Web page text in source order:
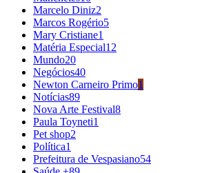
Marcelo Diniz2
Marcos Rogério5
Mary Cristiane1
Matéria Especial12
Mundo20
Negócios40
Newton Carneiro Primo1
Notícias89
Nova Arte Festival8
Paula Toyneti1
Pet shop2
Política1
Prefeitura de Vespasiano54